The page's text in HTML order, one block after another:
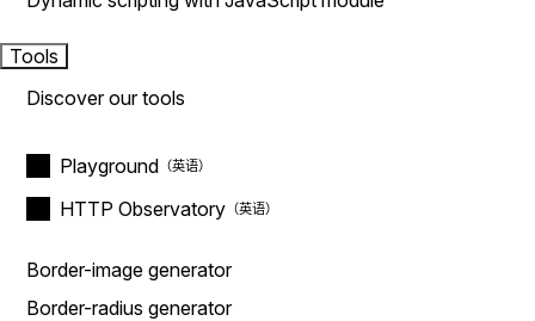
Tools
Discover our tools
Playground
HTTP Observatory
Border-image generator
Border-radius generator